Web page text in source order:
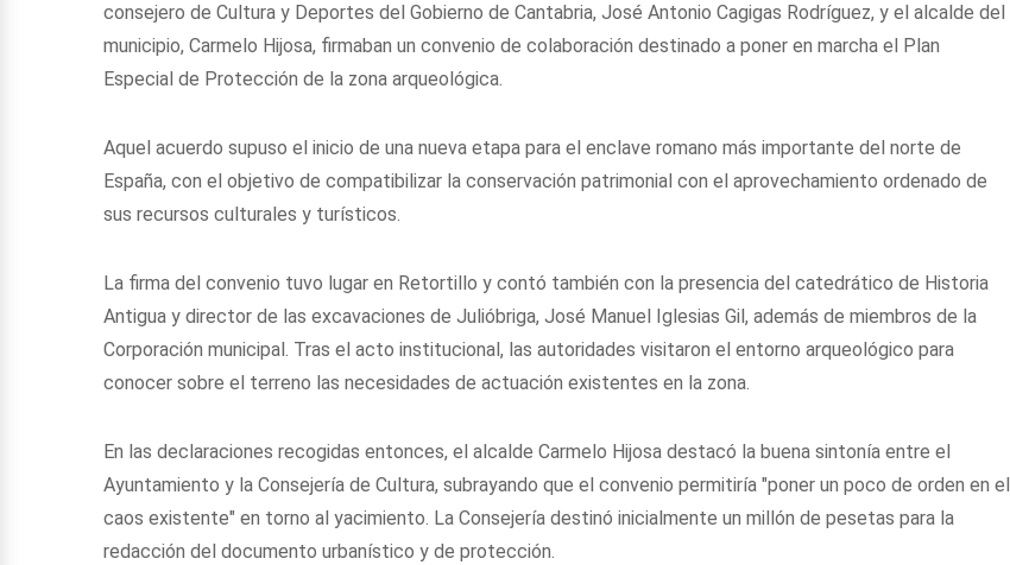
consejero de Cultura y Deportes del Gobierno de Cantabria, José Antonio Cagigas Rodríguez, y el alcalde del
municipio, Carmelo Hijosa, firmaban un convenio de colaboración destinado a poner en marcha el Plan
Especial de Protección de la zona arqueológica.
Aquel acuerdo supuso el inicio de una nueva etapa para el enclave romano más importante del norte de
España, con el objetivo de compatibilizar la conservación patrimonial con el aprovechamiento ordenado de
sus recursos culturales y turísticos.
La firma del convenio tuvo lugar en Retortillo y contó también con la presencia del catedrático de Historia
Antigua y director de las excavaciones de Julióbriga, José Manuel Iglesias Gil, además de miembros de la
Corporación municipal. Tras el acto institucional, las autoridades visitaron el entorno arqueológico para
conocer sobre el terreno las necesidades de actuación existentes en la zona.
En las declaraciones recogidas entonces, el alcalde Carmelo Hijosa destacó la buena sintonía entre el
Ayuntamiento y la Consejería de Cultura, subrayando que el convenio permitiría "poner un poco de orden en el
caos existente" en torno al yacimiento. La Consejería destinó inicialmente un millón de pesetas para la
redacción del documento urbanístico y de protección.